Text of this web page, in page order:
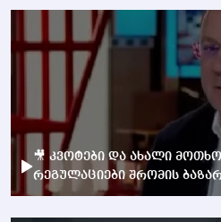
🎥 კვოტები და ახალი
რეგულაციები შრომის